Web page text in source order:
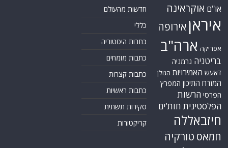
או"ם אוקראינה
איראן אירופה
אפריקה ארה"ב
בריטניה גרמניה
דאעש האמירויות הגולן
המזרח התיכון המפרץ
הפרסי הרשות
הפלסטינית חות'ים
חיזבאללה
חמאס טורקיה
חדשות מהעולם
כללי
כתבות היסטוריה
כתבות מומחים
כתבות קצרות
כתבות ראשיות
סקירות תשתית
קריקטורות